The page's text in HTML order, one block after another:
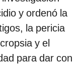
y ordenó la
la pericia
y el
para dar con